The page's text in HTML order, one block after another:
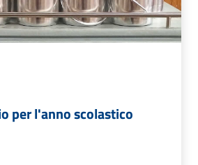
per l'anno scolastico